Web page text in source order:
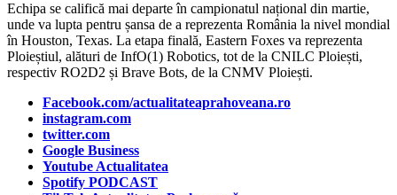
Echipa se califică mai departe în campionatul național din martie,
unde va lupta pentru șansa de a reprezenta România la nivel mondial
în Houston, Texas. La etapa finală, Eastern Foxes va reprezenta
Ploieștiul, alături de InfO(1) Robotics, tot de la CNILC Ploiești,
respectiv RO2D2 și Brave Bots, de la CNMV Ploiești.
Facebook.com/actualitateaprahoveana.ro
instagram.com
twitter.com
Google Business
Youtube Actualitatea
Spotify PODCAST